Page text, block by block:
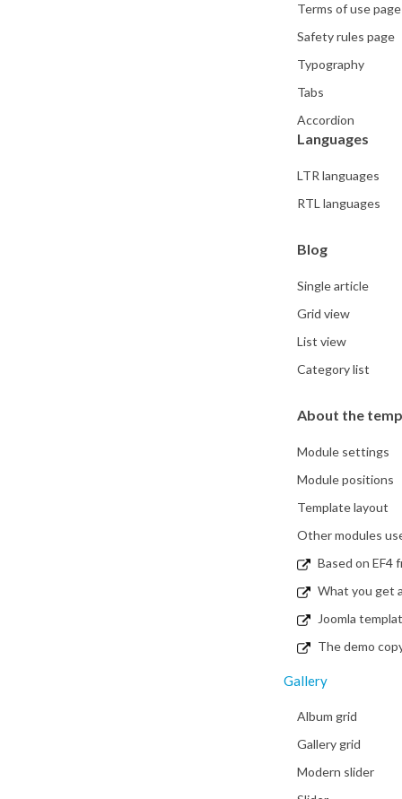
Terms of use page
Safety rules page
Typography
Tabs
Accordion
Languages
LTR languages
RTL languages
Blog
Single article
Grid view
List view
Category list
About the
Module settings
Module positions
Template layout
Other modules
Based on EF4
What you get
Joomla
The demo
Gallery
Album grid
Gallery grid
Modern slider